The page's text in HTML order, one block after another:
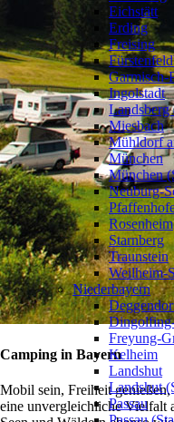
Camping in Bayern
Mobil sein, Freiheit
eine unvergleichliche Vielfalt
Eichstätt
Erding
Freising
Garmisch-
Ingolstadt
Landsberg
Miesbach
Mühldorf
München
München
Neuburg-
Rosenheim
Starnberg
Traunstein
Weilheim-
Niederbayern
Freyung-
Kelheim
Landshut
Landshut
Passau